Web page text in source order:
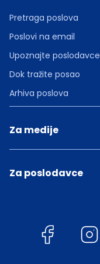
Pretraga poslova
Poslovi na email
Upoznajte poslodavce
Dok tražite posao
Arhiva poslova
Za medije
Za poslodavce